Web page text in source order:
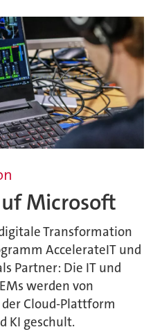
Microsoft
Transformation
AccelerateIT und
Partner: Die IT und
werden von
Cloud-Plattform
KI geschult.